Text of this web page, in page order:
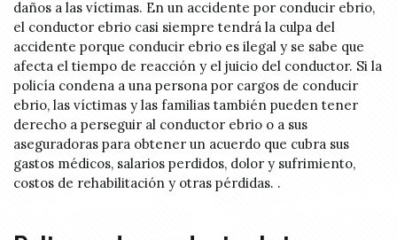
daños a las víctimas. En un accidente por conducir ebrio,
el conductor ebrio casi siempre tendrá la culpa del
accidente porque conducir ebrio es ilegal y se sabe que
afecta el tiempo de reacción y el juicio del conductor. Si la
policía condena a una persona por cargos de conducir
ebrio, las víctimas y las familias también pueden tener
derecho a perseguir al conductor ebrio o a sus
aseguradoras para obtener un acuerdo que cubra sus
gastos médicos, salarios perdidos, dolor y sufrimiento,
costos de rehabilitación y otras pérdidas. .